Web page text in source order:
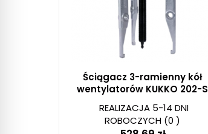
Ściągacz 3-ramienny kół
wentylatorów KUKKO 202-S
REALIZACJA 5-14 DNI
ROBOCZYCH (0 )